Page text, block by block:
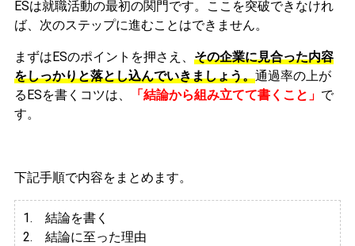
ESは就職活動の最初の関門です。ここを突破できなけれ
ば、次のステップに進むことはできません。
まずはESのポイントを押さえ、 その企業に見合った内容
をしっかりと落とし込んでいきましょう。通過率の上が
るESを書くコツは、
「結論から組み立てて書くこと」 で
す。
下記手順で内容をまとめます。
1. 結論を書く
2. 結論に至った理由